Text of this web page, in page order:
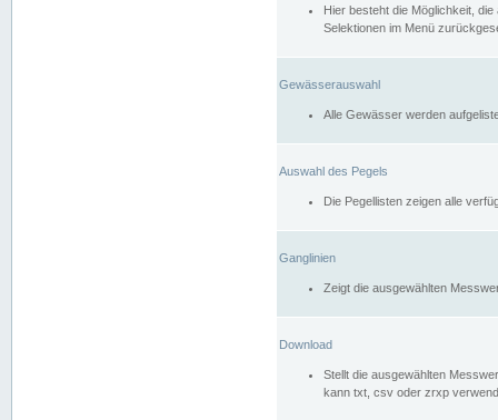
Hier besteht die Möglichkeit,
Selektionen im Menü
Gewässerauswahl
Alle Gewässer werden
Auswahl des Pegels
Die Pegellisten zeigen alle
Ganglinien
Zeigt die ausgewählten
Download
Stellt die ausgewählten
kann txt, csv oder zrxp